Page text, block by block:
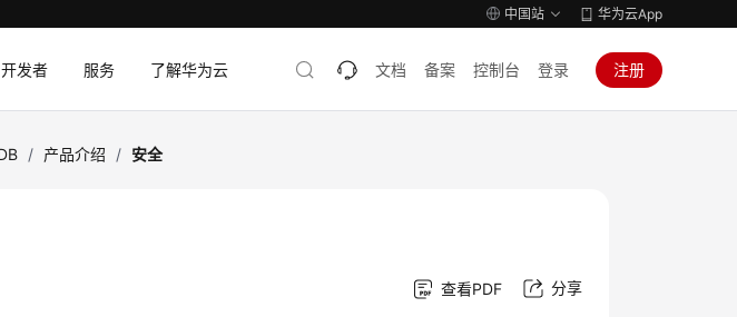
中国站 华为云App
开发者 服务 了解华为云 文档 备案 控制台 登录 注册
/ 产品介绍 / 安全
查看PDF 分享